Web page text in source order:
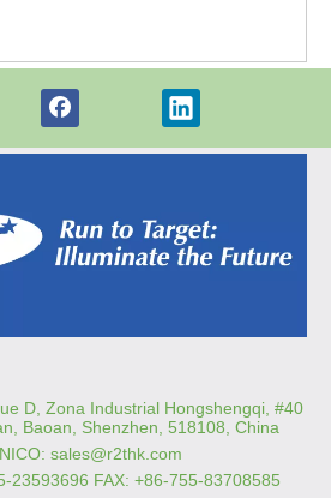
D, Zona Industrial Hongshengqi, #40
Baoan, Shenzhen, 518108, China
sales@r2thk.com
23593696 FAX: +86-755-83708585